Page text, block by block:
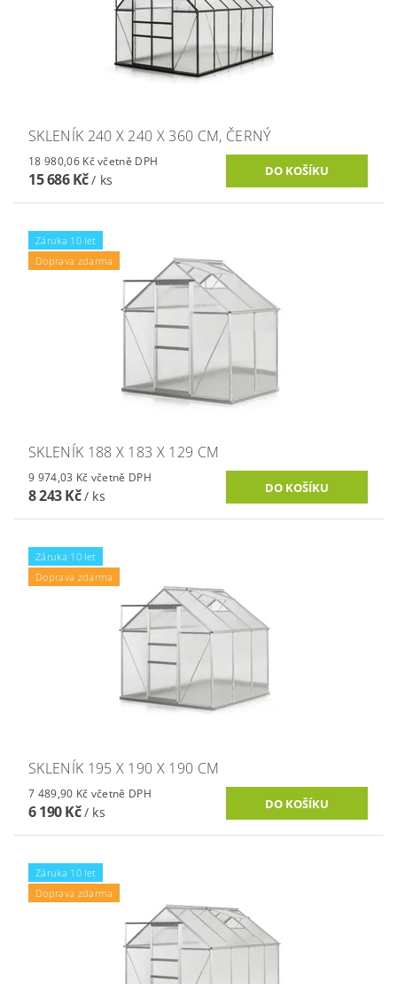
SKLENÍK 240 X 240 X 360 CM, ČERNÝ
18 980,06 Kč včetně DPH
15 686 Kč/ ks
Záruka 10 let
Doprava zdarma
SKLENÍK 188 X 183 X 129 CM
9 974,03 Kč včetně DPH
8 243 Kč/ ks
Záruka 10 let
Doprava zdarma
SKLENÍK 195 X 190 X 190 CM
7 489,90 Kč včetně DPH
6 190 Kč/ ks
Záruka 10 let
Doprava zdarma